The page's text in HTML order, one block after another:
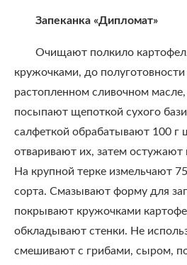
Запеканка «Дипломат»
Очищают полкило
кружочками, до
растопленном сливочном
посыпают щепоткой сухого
салфеткой обрабатывают 100 г
отваривают их, затем остужают
На крупной терке измельчают
сорта. Смазывают форму для
покрывают кружочками
обкладывают стенки. Не
смешивают с грибами, сыром, по